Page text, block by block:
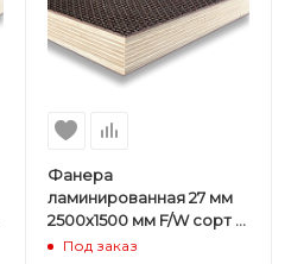
Фанера
ламинированная 27 мм
2500х1500 мм F/W сорт 1/1
березовая
Под заказ